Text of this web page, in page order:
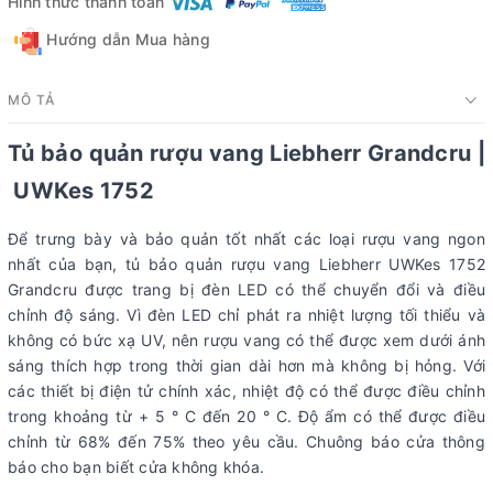
Hướng dẫn Mua hàng
MÔ TẢ
Tủ bảo quản rượu vang Liebherr Grandcru |
UWKes 1752
Để trưng bày và bảo quản tốt nhất các loại rượu vang ngon
nhất của bạn, tủ bảo quản rượu vang Liebherr UWKes 1752
Grandcru được trang bị đèn LED có thể chuyển đổi và điều
chỉnh độ sáng. Vì đèn LED chỉ phát ra nhiệt lượng tối thiểu và
không có bức xạ UV, nên rượu vang có thể được xem dưới ánh
sáng thích hợp trong thời gian dài hơn mà không bị hỏng. Với
các thiết bị điện tử chính xác, nhiệt độ có thể được điều chỉnh
trong khoảng từ + 5 ° C đến 20 ° C. Độ ẩm có thể được điều
chỉnh từ 68% đến 75% theo yêu cầu. Chuông báo cửa thông
báo cho bạn biết cửa không khóa.